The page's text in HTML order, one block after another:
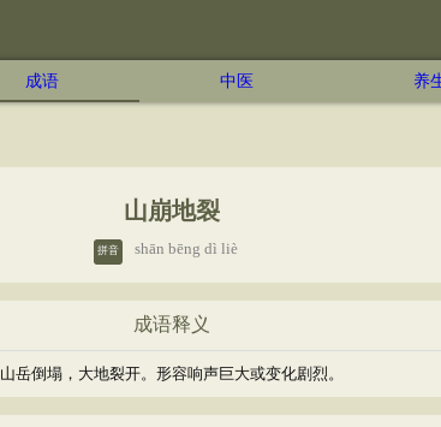
成语 中医 养
山崩地裂
拼音 shān bēng dì liè
成语释义
山岳倒塌，大地裂开。形容响声巨大或变化剧烈。